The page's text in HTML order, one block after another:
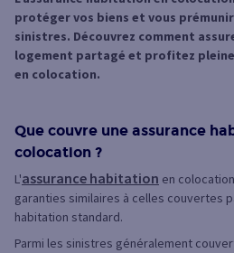
protéger vos biens et vous
sinistres. Découvrez comment
logement partagé et profitez
en colocation.
Que couvre une assurance
colocation ?
L'assurance habitation en
garanties similaires à celles couvertes
habitation standard.
Parmi les sinistres généralement